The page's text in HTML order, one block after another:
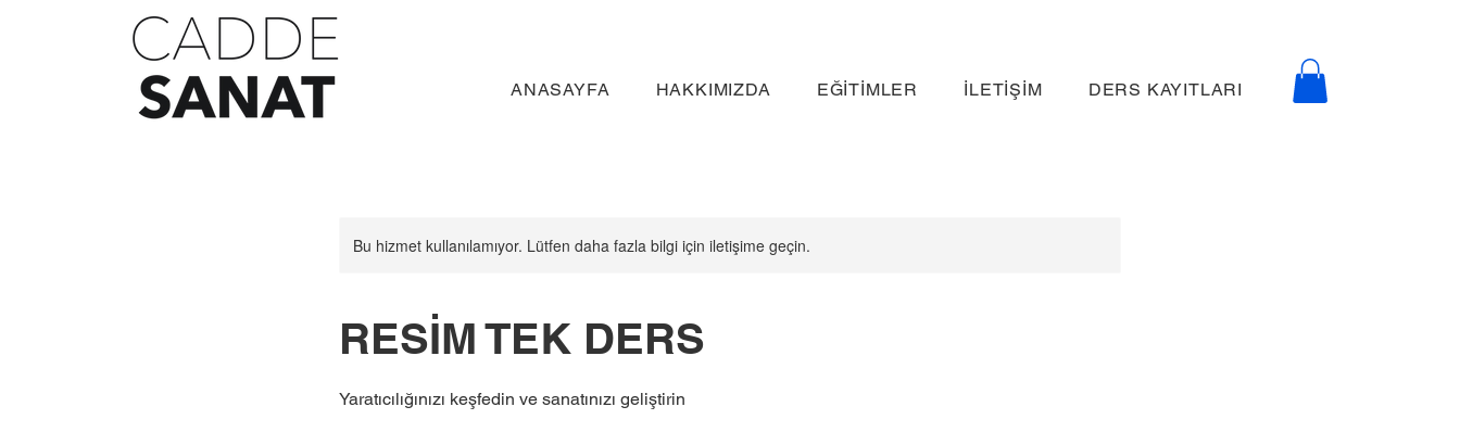
ANASAYFA HAKKIMIZDA EĞİTİMLER İLETİŞİM DERS KAYITLARI
Bu hizmet kullanılamıyor. Lütfen daha fazla bilgi için iletişime geçin.
RESİM TEK DERS
Yaratıcılığınızı keşfedin ve sanatınızı geliştirin